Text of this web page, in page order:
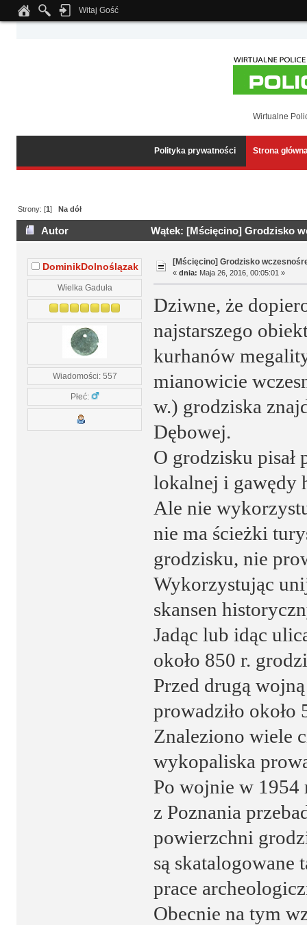
Notice: Undefined index: tapatalk_body_hook in
Witaj Gość
Wirtualne
Polityka prywatności Strona
Strony: [1]Na dół
Autor Wątek: [Mścięcino] Grodzisko
DominikDolnoślązak
Wielka Gaduła
Wiadomości: 557
Płeć:
[Mścięcino] Grodzisko
« dnia: Maja 26, 2016, 00:05:01 »
Dziwne, że
najstarszego
kurhanów
mianowicie
w.) grodziska
Dębowej.
O grodzisku pisał
lokalnej i gawędy
Ale nie
nie ma ścieżki
grodzisku, nie
Wykorzystując
skansen
Jadąc lub idąc
około 850 r.
Przed drugą
prowadziło
Znaleziono wiele
wykopaliska
Po wojnie w 1954
z Poznania
powierzchni
są skatalogowane
prace
Obecnie na tym